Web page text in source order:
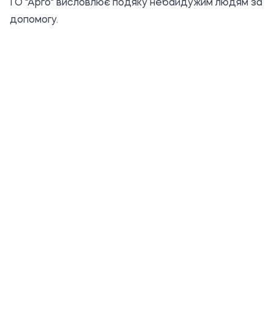
ГО "Арго" висловлює подяку небайдужим людям за
допомогу.